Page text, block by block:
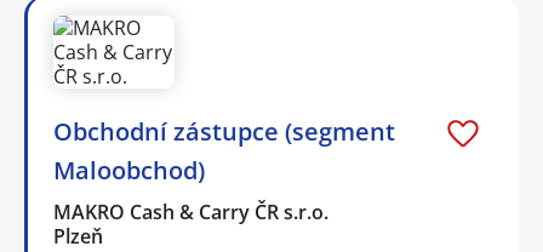
Obchodní zástupce (segment
Maloobchod)
MAKRO Cash & Carry ČR s.r.o.
Plzeň